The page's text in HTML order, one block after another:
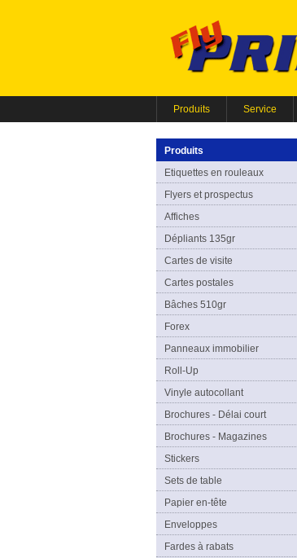
Produits Service
Produits
Etiquettes en rouleaux
Flyers et prospectus
Affiches
Dépliants 135gr
Cartes de visite
Cartes postales
Bâches 510gr
Forex
Panneaux immobilier
Roll-Up
Vinyle autocollant
Brochures - Délai court
Brochures - Magazines
Stickers
Sets de table
Papier en-tête
Enveloppes
Fardes à rabats